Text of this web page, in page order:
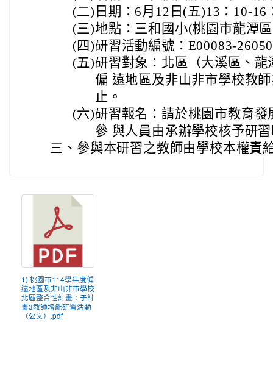
(二) 日期：6月12日(五)13：10-16
(三)地點：三和國小(桃園市龍潭
(四)研習活動編號：E00083-
(五)研習對象：北區（大溪區、
偏 遠地區及非山非市學校教
止。
(六)研習報名：請於桃園市教育
參 與人員由承辦學校核予研
三、 參與本研習之教師由學校本權責
1) 桃園市114學年度偏
遠地區及非山非市學校
北區整合性計畫：子計
畫3教師增能研習活動
（公文）.pdf